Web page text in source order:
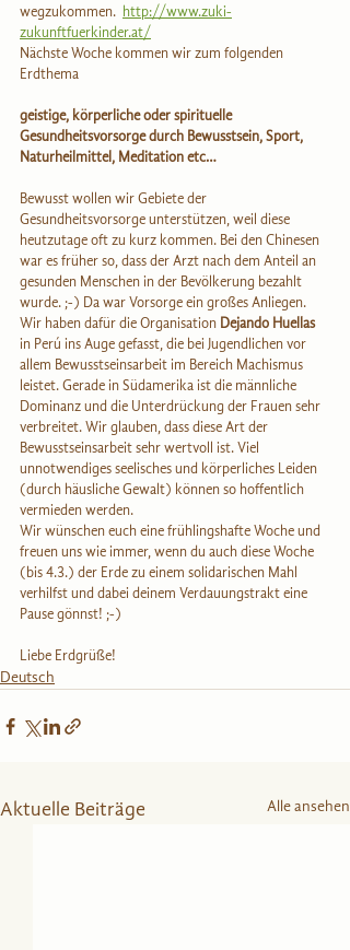
wegzukommen. http://www.zuki-
zukunftfuerkinder.at/
Nächste Woche kommen wir zum folgenden
Erdthema
geistige, körperliche oder spirituelle
Gesundheitsvorsorge durch Bewusstsein, Sport,
Naturheilmittel, Meditation etc…
Bewusst wollen wir Gebiete der
Gesundheitsvorsorge unterstützen, weil diese
heutzutage oft zu kurz kommen. Bei den Chinesen
war es früher so, dass der Arzt nach dem Anteil an
gesunden Menschen in der Bevölkerung bezahlt
wurde. ;-) Da war Vorsorge ein großes Anliegen.
Wir haben dafür die Organisation Dejando Huellas
in Perú ins Auge gefasst, die bei Jugendlichen vor
allem Bewusstseinsarbeit im Bereich Machismus
leistet. Gerade in Südamerika ist die männliche
Dominanz und die Unterdrückung der Frauen sehr
verbreitet. Wir glauben, dass diese Art der
Bewusstseinsarbeit sehr wertvoll ist. Viel
unnotwendiges seelisches und körperliches Leiden
(durch häusliche Gewalt) können so hoffentlich
vermieden werden.
Wir wünschen euch eine frühlingshafte Woche und
freuen uns wie immer, wenn du auch diese Woche
(bis 4.3.) der Erde zu einem solidarischen Mahl
verhilfst und dabei deinem Verdauungstrakt eine
Pause gönnst! ;-)
Liebe Erdgrüße!
Deutsch
Aktuelle Beiträge Alle ansehen